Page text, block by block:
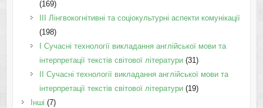
(169)
IІI Лінгвокогнітивні та соціокультурні аспекти комунікації
(198)
I Cучасні технології викладання англійської мови та
інтерпретації текстів світової літератури(31)
II Cучасні технології викладання англійської мови та
інтерпретації текстів світової літератури(19)
Інші (7)